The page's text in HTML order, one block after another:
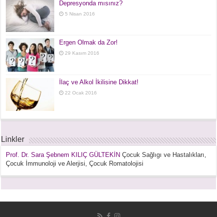
Depresyonda mısınız?
5 Nisan 2016
Ergen Olmak da Zor!
29 Kasım 2016
İlaç ve Alkol İkilisine Dikkat!
22 Ocak 2016
Linkler
Prof. Dr. Sara Şebnem KILIÇ GÜLTEKİN Çocuk Sağlıgı ve Hastalıkları,
Çocuk İmmunoloji ve Alerjisi, Çocuk Romatolojisi